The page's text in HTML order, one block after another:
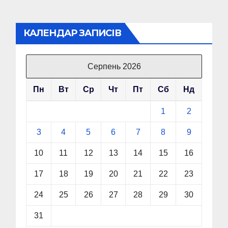
КАЛЕНДАР ЗАПИСІВ
Серпень 2026
Пн Вт Ср Чт Пт Сб Нд
1 2
3 4 5 6 7 8 9
10 11 12 13 14 15 16
17 18 19 20 21 22 23
24 25 26 27 28 29 30
31